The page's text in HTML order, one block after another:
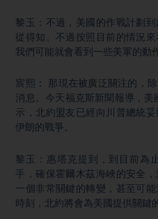
黎玉：不過，美國的作戰計劃
從得知。不過按照目前的情況
我們可能就會看到一些美軍的動
宸熙： 那現在被廣泛關注的，
消息。今天福克斯新聞報導，美
示，北約盟友已經向川普總統
伊朗的戰爭。
黎玉：惠塔克提到，到目前為
手，確保霍爾木茲海峽的安全
一個非常關鍵的轉變，甚至可
時刻，北約將會為美國提供關鍵